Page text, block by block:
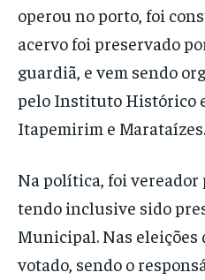
operou no porto, foi
acervo foi preservado
guardiã, e vem sendo
pelo Instituto Histórico
Itapemirim e Marataízes.
Na política, foi vereador
tendo inclusive sido
Municipal. Nas
votado, sendo o